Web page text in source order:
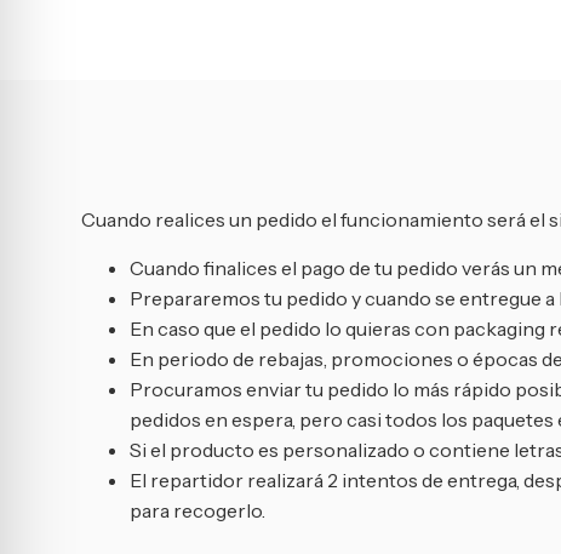
Cuando realices un pedido el funcionamiento será el
Cuando finalices el pago de tu pedido verás un
Prepararemos tu pedido y cuando se entregue
En caso que el pedido lo quieras con packaging
En periodo de rebajas, promociones o épocas
Procuramos enviar tu pedido lo más rápido
pedidos en espera, pero casi todos los
Si el producto es personalizado o contiene
El repartidor realizará 2 intentos de entrega,
para recogerlo.